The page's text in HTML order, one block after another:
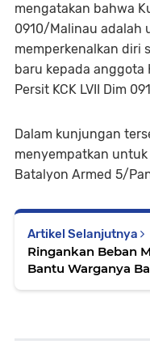
mengatakan bahwa
0910/Malinau adalah
memperkenalkan diri
baru kepada anggota
Persit KCK LVII Dim
Dalam kunjungan
menyempatkan
Batalyon Armed 5/
Artikel Selanjutnya
Ringankan Beban
Bantu Warganya